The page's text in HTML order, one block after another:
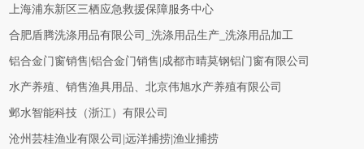
上海浦东新区三栖应急救援保障服务中心
合肥盾腾洗涤用品有限公司_洗涤用品生产_洗涤用品加工
铝合金门窗销售|铝合金门销售|成都市晴莫钢铝门窗有限公司
水产养殖、销售渔具用品、北京伟旭水产养殖有限公司
邺水智能科技（浙江）有限公司
沧州芸桂渔业有限公司|远洋捕捞|渔业捕捞